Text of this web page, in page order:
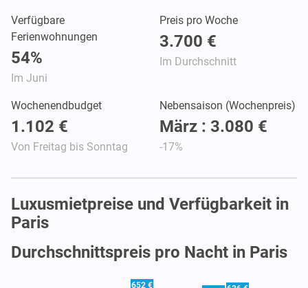
Verfügbare
Ferienwohnungen
54%
Im Juni
Preis pro Woche
3.700 €
Im Durchschnitt
Wochenendbudget
1.102 €
Von Freitag bis Sonntag
Nebensaison (Wochenpreis)
März : 3.080 €
-17%
Luxusmietpreise und Verfügbarkeit in
Paris
Durchschnittspreis pro Nacht in Paris
652 €